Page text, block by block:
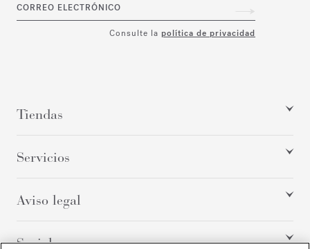
CORREO ELECTRÓNICO
Consulte la política de privacidad
Tiendas
Servicios
Aviso legal
Social